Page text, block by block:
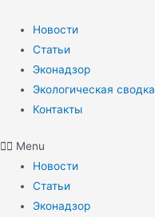
содержимому
Новости
Статьи
Эконадзор
Экологическая сводка
Контакты
Menu
Новости
Статьи
Эконадзор